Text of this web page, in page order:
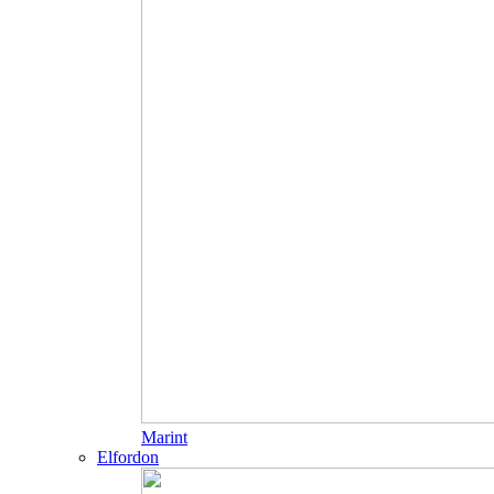
Marint
Elfordon